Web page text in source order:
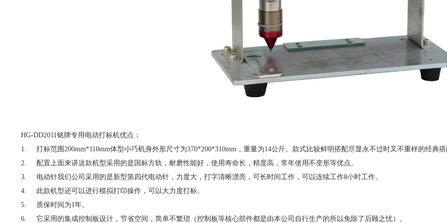
HG-DD2011铭牌专用电动打标机优点：
1. 打标范围200mm*110mm体型小巧机身外形尺寸为370*200*310mm，重量为14公斤。款式比较鲜明搭配尽显永不过时又不重样的经典
2. 配置上面来讲这款机型采用的是国标方轨，耐磨性能好，使用寿命长，精度高，常年使用不变形等优点。
3. 电动针我们公司采用的是新型第四代电动针，力度大，打字清晰漂亮，可长时间工作，可以连续工作8小时工作。
4. 此款机型还可以进行模拟打印操作，可以大力度打标。
5. 质保时间为1年。
6. 它采用的集成控制板设计，节省空间，简单不繁琐（控制板等核心部件都是由本公司自行生产的所以免除了后顾之忧）。